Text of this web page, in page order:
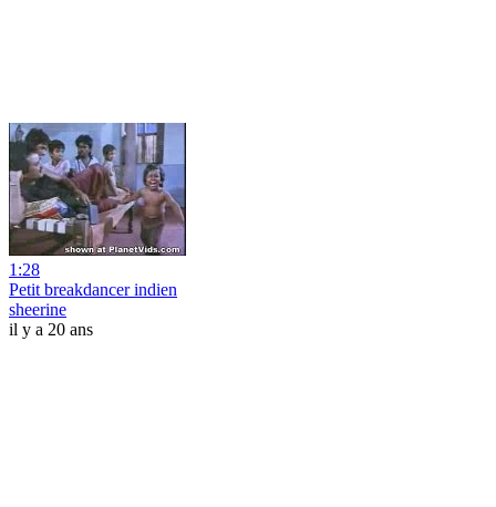
1:28
Petit breakdancer indien
sheerine
il y a 20 ans